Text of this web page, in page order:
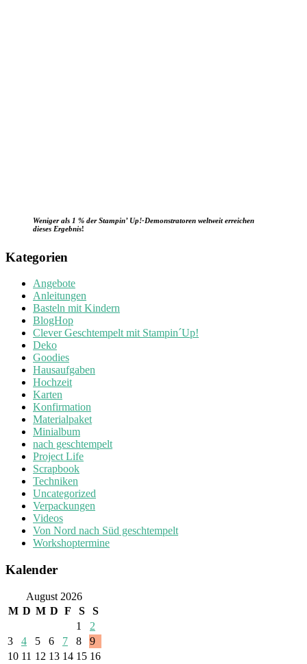
Weniger als 1 % der Stampin’ Up!-Demonstratoren weltweit erreichen
dieses Ergebnis!
Kategorien
Angebote
Anleitungen
Basteln mit Kindern
BlogHop
Clever Geschtempelt mit Stampin´Up!
Deko
Goodies
Hausaufgaben
Hochzeit
Karten
Konfirmation
Materialpaket
Minialbum
nach geschtempelt
Project Life
Scrapbook
Techniken
Uncategorized
Verpackungen
Videos
Von Nord nach Süd geschtempelt
Workshoptermine
Kalender
August 2026
M D M D F S
S
1
2
3
4 5 6 7 8
9
10 11 12 13 14 15 16